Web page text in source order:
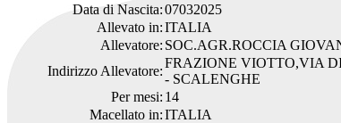
Data di Nascita:07032025
Allevato in:ITALIA
Allevatore: SOC.AGR.ROCCIA
Indirizzo Allevatore:
FRAZIONE VIOTTO,VIA
- SCALENGHE
Per mesi: 14
Macellato in:ITALIA